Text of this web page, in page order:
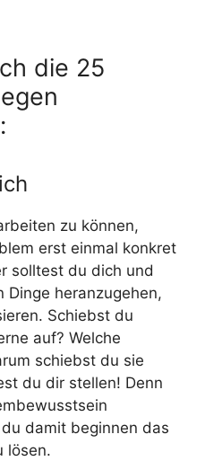
die 25
zu können,
erst einmal konkret
solltest du dich und
Dinge heranzugehen,
Schiebst du
auf? Welche
schiebst du sie
du dir stellen! Denn
damit beginnen das
lösen.